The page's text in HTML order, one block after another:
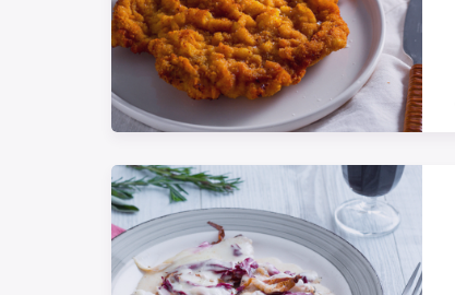
Accompagnement
Pizzas et focaccia
Gateaux et patisserie
Dernieres recettes
IT Website